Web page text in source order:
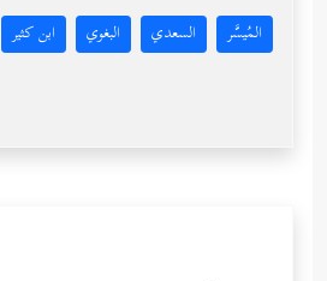
المُيسَّر السعدي البغوي ابن كثير